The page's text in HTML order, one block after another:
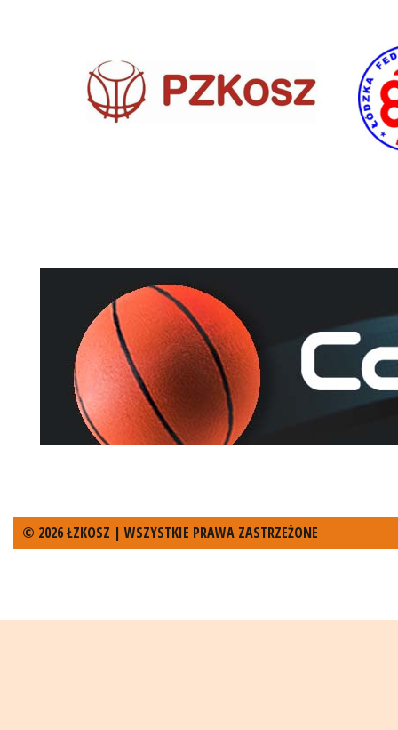
© 2026 ŁZKOSZ | WSZYSTKIE PRAWA ZASTRZEŻONE